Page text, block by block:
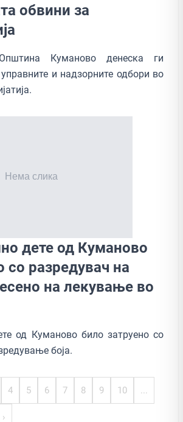
обвини за
Куманово денеска ги
и надзорните одбори во
дете од Куманово
со разредувач на
на лекување во
од Куманово било затруено со
боја.
4 5 6 7 8 9 10 ...
›